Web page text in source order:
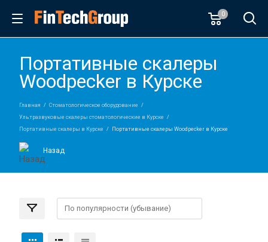
0
Портативные скалеры
Woodpecker в Курске
Главная
Стоматологическое оборудование
Ультразвуковые скалеры стоматологические в Курске
Портативные скалеры в Курске
Портативные скалеры Woodpecker в Курске
Назад